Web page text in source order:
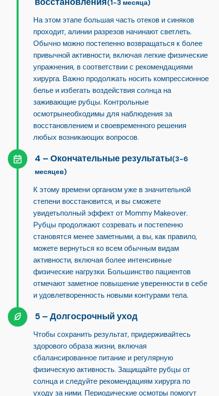
(1-3 месяца)
На этом этапе большая часть отеков и синяков
проходит, алинии разрезов начинают светлеть.
Обычно можно постепенно возвращаться к более
привычной активности, включая легкие физические
упражнения, в соответствии с рекомендациями
хирурга. Важно продолжать носить компрессионное
белье и избегать воздействия солнца на
заживающие рубцы. Контрольные
осмотрынеобходимы для наблюдения за
восстановлением и своевременного решения
любых возникающих вопросов.
Окончательные результаты(3-6
месяцев)
К этому времени организм уже в значительной
степени восстановится, и вы сможете
увидетьполный эффект от Mommy Makeover.
Рубцы продолжают созревать и постепенно
становятся менее заметными, а вы, как правило,
можете вернуться ко всем обычным видам
активности, включая более интенсивные
физические нагрузки. Большинство пациентов
отмечают заметное повышение уверенности в себе
и удовлетворенность новыми контурами тела.
Долгосрочный уход
Чтобы сохранить результат, придерживайтесь
здорового образа жизни, включая
сбалансированное питание и регулярную
физическую активность. Защищайте рубцы от
солнца и следуйте рекомендациям хирурга по
уходу за ними. Периодические осмотры помогут